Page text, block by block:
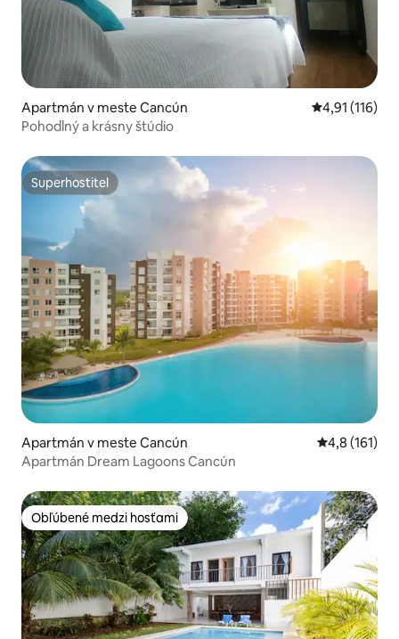
Apartmán v meste Cancún Priemerné
4,91 (116)
Pohodlný a krásny štúdio
Superhostiteľ
Superhostiteľ
Apartmán v meste Cancún Priemerné
4,8 (161)
Apartmán Dream Lagoons Cancún
Obľúbené medzi hosťami
Obľúbené medzi hosťami